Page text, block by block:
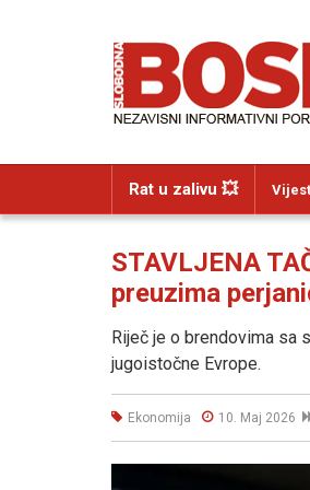
Rat u zalivu 💥
STAVLJENA
preuzima
Riječ je o brendovima sa
jugoistočne Evrope.
Ekonomija 10. Maj 2026